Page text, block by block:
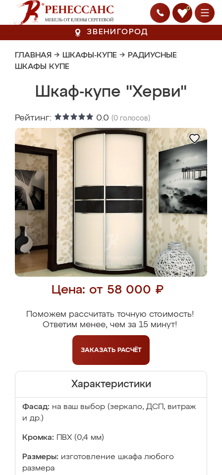
0
ЗВЕНИГОРОД
ГЛАВНАЯ → ШКАФЫ-КУПЕ → РАДИУСНЫЕ
ШКАФЫ КУПЕ
Шкаф-купе "Херви"
Рейтинг: 0.0 (0 голосов)
Цена: от 58 000 ₽
Поможем рассчитать точную стоимость!
Ответим менее, чем за 15 минут!
ЗАКАЗАТЬ РАСЧЁТ
Характеристики
Фасад: на ваш выбор (зеркало, ДСП, витраж
и др.)
Кромка: ПВХ (0,4 мм)
Размеры: изготовление шкафа любого
размера